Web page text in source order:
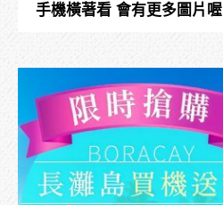
手機橫著看 會有更多圖片喔